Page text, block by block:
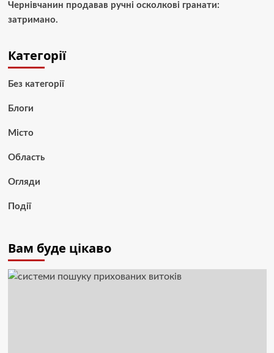
Чернівчанин продавав ручні осколкові гранати:
затримано.
Категорії
Без категорії
Блоги
Місто
Область
Огляди
Події
Вам буде цікаво